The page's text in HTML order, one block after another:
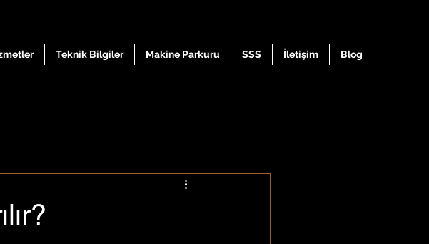
Teknik Bilgiler Makine Parkuru SSS İletişim Blog